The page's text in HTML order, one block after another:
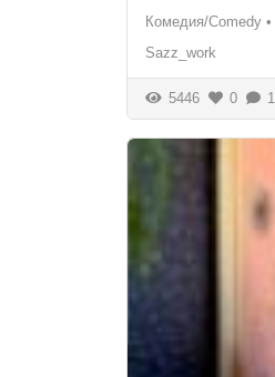
Комедия/Comedy •
Sazz_work
5446 0 1